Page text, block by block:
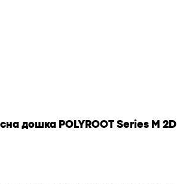
дошка POLYROOT Series M 2D